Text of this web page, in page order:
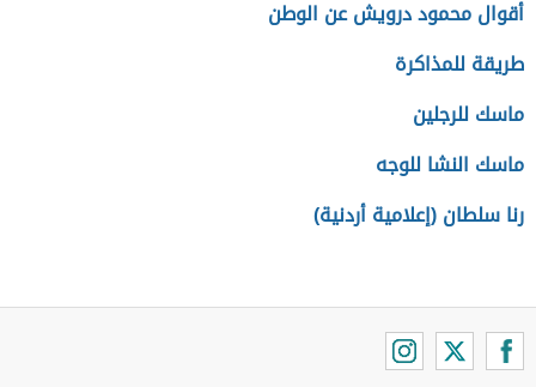
أقوال محمود درويش عن الوطن
طريقة للمذاكرة
ماسك للرجلين
ماسك النشا للوجه
رنا سلطان (إعلامية أردنية)